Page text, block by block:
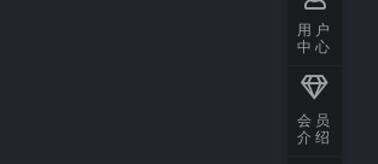
用户
中心
会员
介绍